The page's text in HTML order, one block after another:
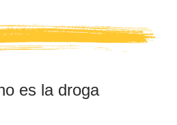
es la droga